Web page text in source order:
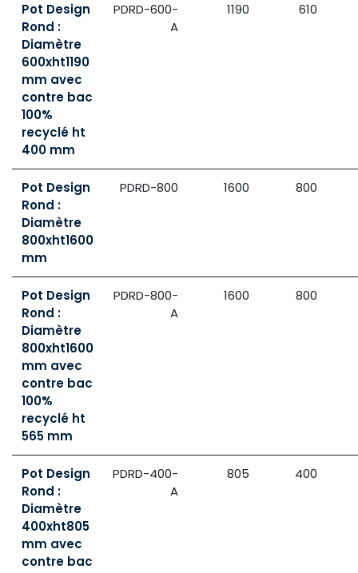
Pot Design
Rond :
Diamètre
600xht1190
mm avec
contre bac
100%
recyclé ht
400 mm
PDRD-600-
A
1190 610
Pot Design
Rond :
Diamètre
800xht1600
mm
PDRD-800 1600 800
Pot Design
Rond :
Diamètre
800xht1600
mm avec
contre bac
100%
recyclé ht
565 mm
PDRD-800-
A
1600 800
Pot Design
Rond :
Diamètre
400xht805
mm avec
contre bac
PDRD-400-
A
805 400